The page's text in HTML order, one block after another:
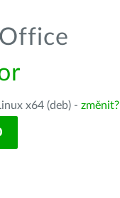
x64 (deb) - změnit?